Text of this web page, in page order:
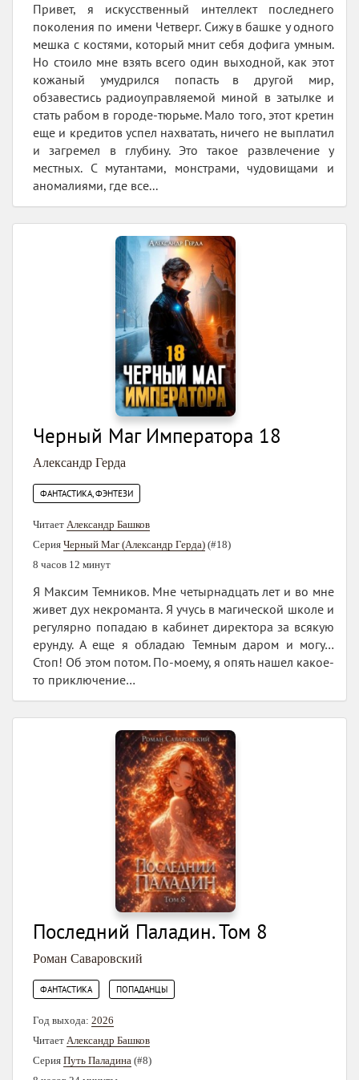
Привет, я искусственный интеллект последнего
поколения по имени Четверг. Сижу в башке у одного
мешка с костями, который мнит себя дофига умным.
Но стоило мне взять всего один выходной, как этот
кожаный умудрился попасть в другой мир,
обзавестись радиоуправляемой миной в затылке и
стать рабом в городе-тюрьме. Мало того, этот кретин
еще и кредитов успел нахватать, ничего не выплатил
и загремел в глубину. Это такое развлечение у
местных. С мутантами, монстрами, чудовищами и
аномалиями, где все...
Черный Маг Императора 18
Александр Герда
ФАНТАСТИКА, ФЭНТЕЗИ
Читает Александр Башков
Серия Черный Маг (Александр Герда) (#18)
8 часов 12 минут
Я Максим Темников. Мне четырнадцать лет и во мне
живет дух некроманта. Я учусь в магической школе и
регулярно попадаю в кабинет директора за всякую
ерунду. А еще я обладаю Темным даром и могу…
Стоп! Об этом потом. По-моему, я опять нашел какое-
то приключение…
Последний Паладин. Том 8
Роман Саваровский
ФАНТАСТИКА ПОПАДАНЦЫ
Год выхода: 2026
Читает Александр Башков
Серия Путь Паладина (#8)